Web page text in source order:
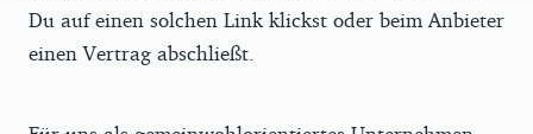
Du auf einen solchen Link klickst oder beim Anbieter
einen Vertrag abschließt.